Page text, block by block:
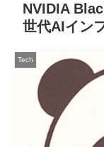
NVIDIA
世代AIイン
Tech